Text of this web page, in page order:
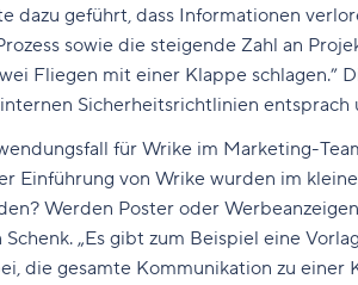
dazu geführt, dass Informationen
sowie die steigende Zahl an
Fliegen mit einer Klappe schlagen.”
Sicherheitsrichtlinien
für Wrike im Marketing-
Einführung von Wrike wurden im
Werden Poster oder
Schenk. „Es gibt zum Beispiel eine
die gesamte Kommunikation zu